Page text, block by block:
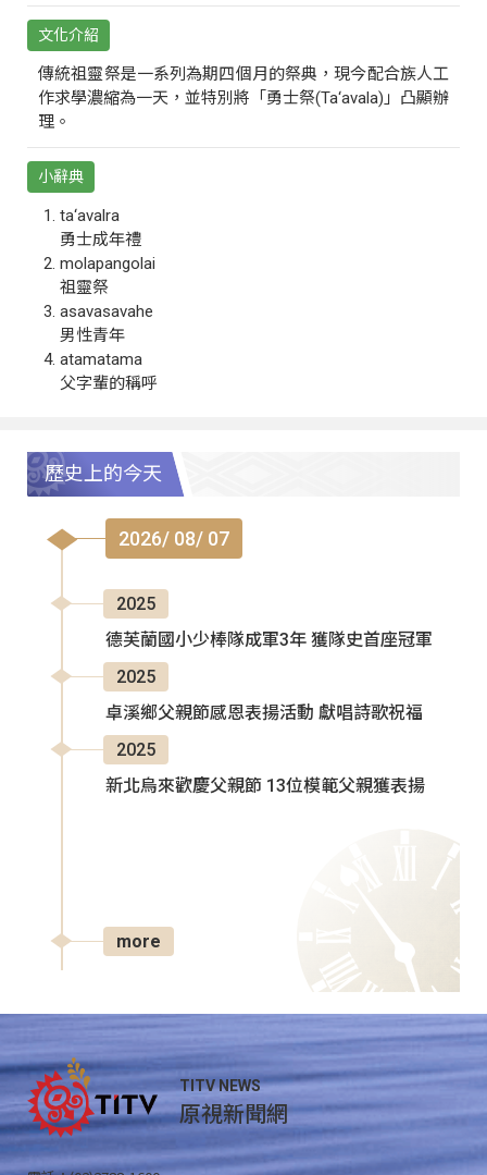
文化介紹
傳統祖靈祭是一系列為期四個月的祭典，現今配合族人工
作求學濃縮為一天，並特別將「勇士祭(Ta‘avala)」凸顯辦
理。
小辭典
ta‘avalra
勇士成年禮
molapangolai
祖靈祭
asavasavahe
男性青年
atamatama
父字輩的稱呼
歷史上的今天
2026/ 08/ 07
2025
德芙蘭國小少棒隊成軍3年 獲隊史首座冠軍
2025
卓溪鄉父親節感恩表揚活動 獻唱詩歌祝福
2025
新北烏來歡慶父親節 13位模範父親獲表揚
more
TITV NEWS
原視新聞網